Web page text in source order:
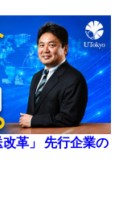
革」 先行企業の